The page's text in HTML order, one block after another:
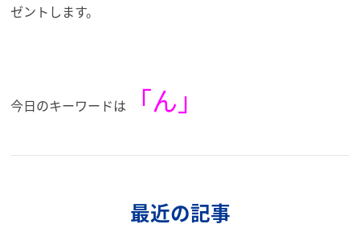
ゼントします。
今日のキーワードは 「ん」
最近の記事